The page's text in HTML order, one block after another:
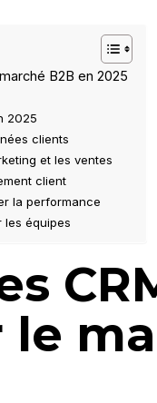
B2B en 2025
2025
clients
et les ventes
client
la performance
les équipes